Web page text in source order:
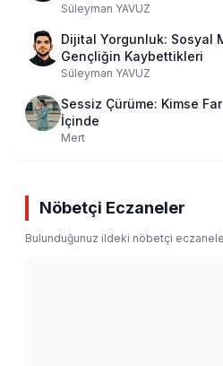
Süleyman YAVUZ
Dijital Yorgunluk: Sosyal
Gençliğin Kaybettikleri
Süleyman YAVUZ
Sessiz Çürüme: Kimse
İçinde
Mert
Nöbetçi Eczaneler
Bulunduğunuz ildeki nöbetçi